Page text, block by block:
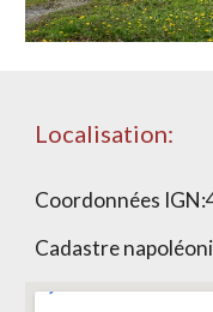
Localisation:
Coordonnées IGN:
Cadastre